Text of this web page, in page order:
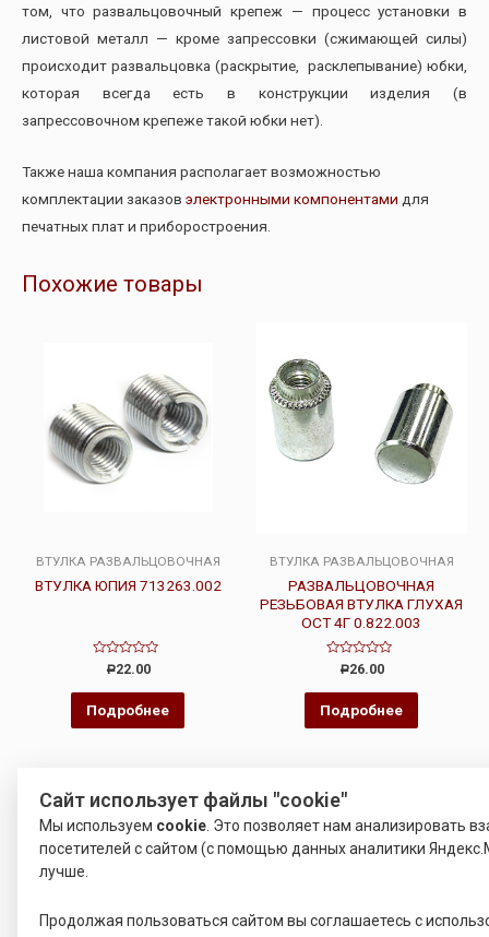
том, что развальцовочный крепеж — процесс установки в
листовой металл — кроме запрессовки (сжимающей силы)
происходит развальцовка (раскрытие, расклепывание) юбки,
которая всегда есть в конструкции изделия (в
запрессовочном крепеже такой юбки нет).
Также наша компания располагает возможностью
комплектации заказов электронными компонентами для
печатных плат и приборостроения.
Похожие товары
ВТУЛКА РАЗВАЛЬЦОВОЧНАЯ
ВТУЛКА ЮПИЯ 713263.002
Оценка
из
Р22.00
Подробнее
ВТУЛКА РАЗВАЛЬЦОВОЧНАЯ
РАЗВАЛЬЦОВОЧНАЯ
РЕЗЬБОВАЯ ВТУЛКА ГЛУХАЯ
ОСТ 4Г 0.822.003
Оценка
из
Р26.00
Подробнее
Сайт использует файлы "cookie"
Мы используем cookie . Это позволяет нам анализировать
посетителей с сайтом (с помощью данных аналитики
лучше.
Продолжая пользоваться сайтом вы соглашаетесь с